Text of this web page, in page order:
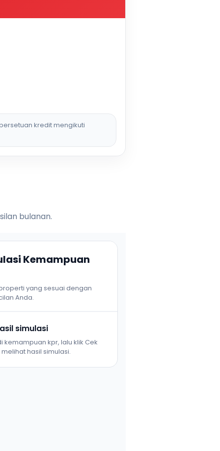
kredit mengikuti
bulanan.
Kemampuan
yang sesuai dengan
Anda.
simulasi
kemampuan kpr, lalu klik Cek
hasil simulasi.